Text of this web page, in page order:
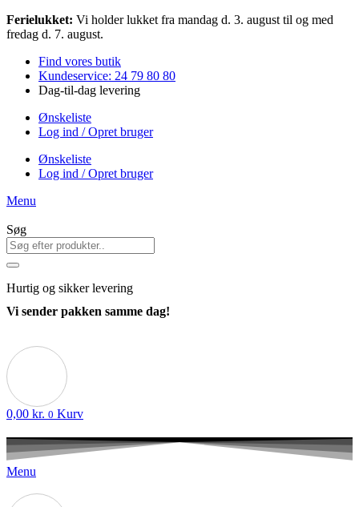
Videre
til
Ferielukket: Vi holder lukket fra mandag d. 3. august til og med
fredag d. 7. august.
Find vores butik
Kundeservice: 24 79 80 80
Dag-til-dag levering
Ønskeliste
Log ind / Opret bruger
Ønskeliste
Log ind / Opret bruger
Menu
Søg
Hurtig og sikker levering
Vi sender pakken samme dag!
0,00 kr. 0 Kurv
Menu